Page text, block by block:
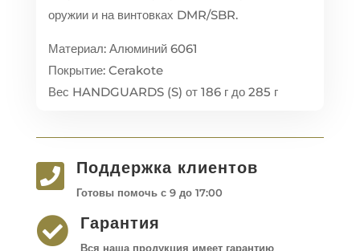
оружии и на винтовках DMR/SBR.
Материал: Алюминий 6061
Покрытие: Cerakote
Вес HANDGUARDS (S) от 186 г до 285 г
 Поддержка клиентов
Готовы помочь с 9 до 17:00
 Гарантия
Вся наша продукция имеет гарантию